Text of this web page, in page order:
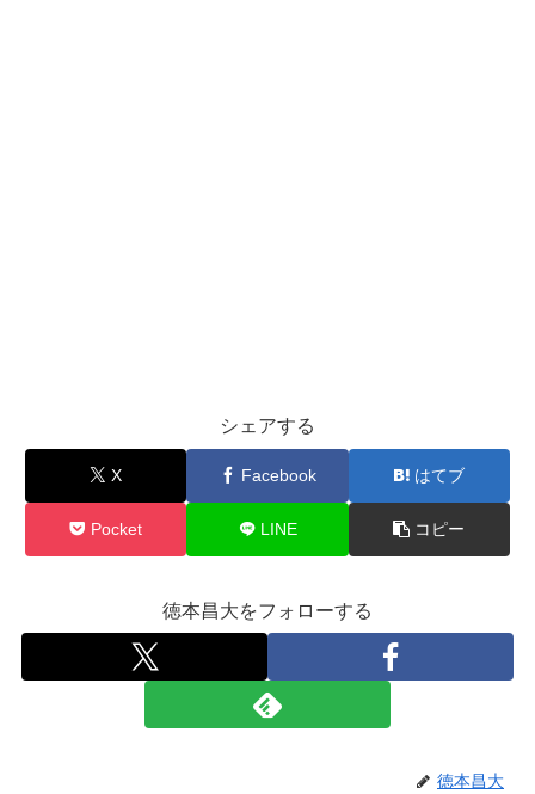
シェアする
X Facebook はてブ
Pocket LINE コピー
徳本昌大をフォローする
徳本昌大